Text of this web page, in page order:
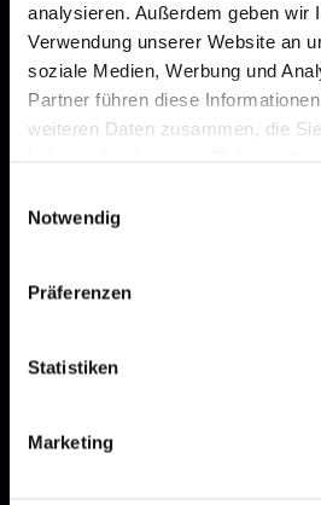
analysieren. Außerdem geben wir
Verwendung unserer Website an
soziale Medien, Werbung und
Partner führen diese
weiteren Daten zusammen, die
Notwendig
Präferenzen
Statistiken
Marketing